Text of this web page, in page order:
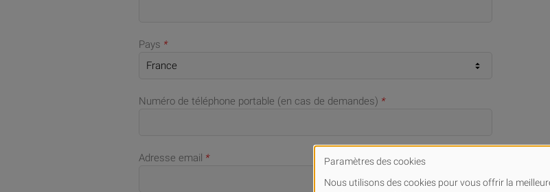
Pays *
Numéro de téléphone portable (en cas de demandes) *
Adresse email *